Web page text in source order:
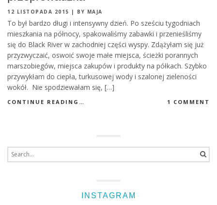
12 LISTOPADA 2015 | BY MAJA
To był bardzo długi i intensywny dzień. Po sześciu tygodniach
mieszkania na północy, spakowaliśmy zabawki i przenieśliśmy
się do Black River w zachodniej części wyspy. Zdążyłam się już
przyzwyczaić, oswoić swoje małe miejsca, ścieżki porannych
marszobiegów, miejsca zakupów i produkty na półkach. Szybko
przywykłam do ciepła, turkusowej wody i szalonej zieleności
wokół. Nie spodziewałam się, […]
CONTINUE READING… 1 COMMENT
for:
INSTAGRAM